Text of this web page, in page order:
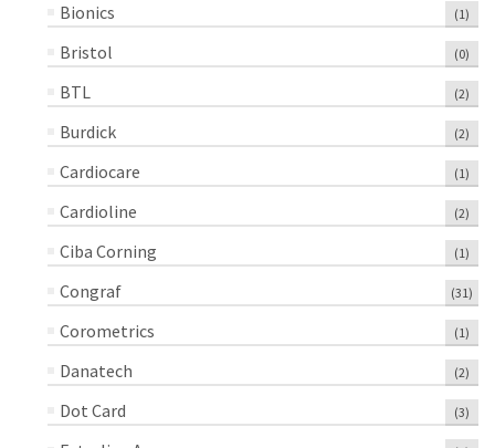
Bionics (1)
Bristol (0)
BTL (2)
Burdick (2)
Cardiocare (1)
Cardioline (2)
Ciba Corning (1)
Congraf (31)
Corometrics (1)
Danatech (2)
Dot Card (3)